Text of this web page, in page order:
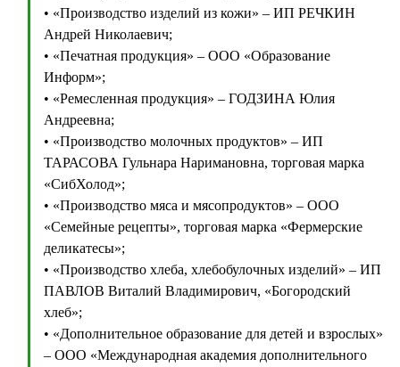
• «Производство изделий из кожи» – ИП РЕЧКИН
Андрей Николаевич;
• «Печатная продукция» – ООО «Образование
Информ»;
• «Ремесленная продукция» – ГОДЗИНА Юлия
Андреевна;
• «Производство молочных продуктов» – ИП
ТАРАСОВА Гульнара Наримановна, торговая марка
«СибХолод»;
• «Производство мяса и мясопродуктов» – ООО
«Семейные рецепты», торговая марка «Фермерские
деликатесы»;
• «Производство хлеба, хлебобулочных изделий» – ИП
ПАВЛОВ Виталий Владимирович, «Богородский
хлеб»;
• «Дополнительное образование для детей и взрослых»
– ООО «Международная академия дополнительного